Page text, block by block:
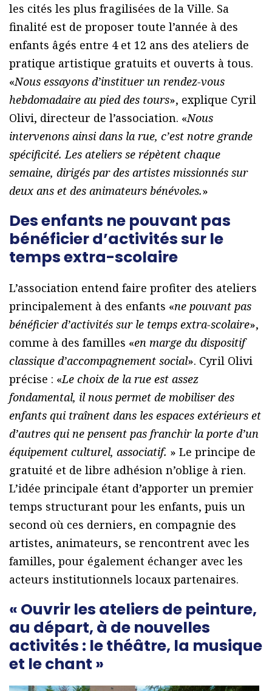
les cités les plus fragilisées de la Ville. Sa
finalité est de proposer toute l’année à des
enfants âgés entre 4 et 12 ans des ateliers de
pratique artistique gratuits et ouverts à tous.
«Nous essayons d’instituer un rendez-vous
hebdomadaire au pied des tours», explique Cyril
Olivi, directeur de l’association. «Nous
intervenons ainsi dans la rue, c’est notre grande
spécificité. Les ateliers se répètent chaque
semaine, dirigés par des artistes missionnés sur
deux ans et des animateurs bénévoles.»
Des enfants ne pouvant pas
bénéficier d’activités sur le
temps extra-scolaire
L’association entend faire profiter des ateliers
principalement à des enfants «ne pouvant pas
bénéficier d’activités sur le temps extra-scolaire»,
comme à des familles «en marge du dispositif
classique d’accompagnement social». Cyril Olivi
précise : «Le choix de la rue est assez
fondamental, il nous permet de mobiliser des
enfants qui traînent dans les espaces extérieurs et
d’autres qui ne pensent pas franchir la porte d’un
équipement culturel, associatif. » Le principe de
gratuité et de libre adhésion n’oblige à rien.
L’idée principale étant d’apporter un premier
temps structurant pour les enfants, puis un
second où ces derniers, en compagnie des
artistes, animateurs, se rencontrent avec les
familles, pour également échanger avec les
acteurs institutionnels locaux partenaires.
« Ouvrir les ateliers de peinture,
au départ, à de nouvelles
activités : le théâtre, la musique
et le chant »